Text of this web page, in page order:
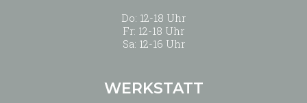
Do: 12-18 Uhr
Fr: 12-18 Uhr
Sa: 12-16 Uhr
WERKSTATT